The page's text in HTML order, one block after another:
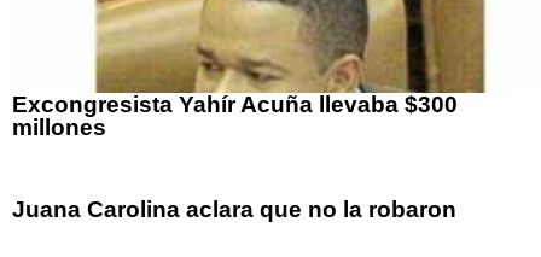
Excongresista Yahír Acuña llevaba $300
millones
Juana Carolina aclara que no la robaron